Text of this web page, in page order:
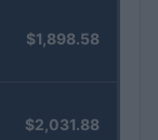
$1,898.58
$2,031.88